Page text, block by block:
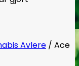
Avlere / Ace